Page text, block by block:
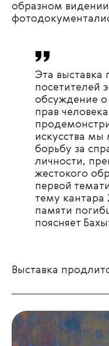
образном
Эта выставка
посетителей
обсуждение
прав
искусства
борьбу за
личности,
жестокого
первой
тему кантара
памяти
поясняет
Выставка